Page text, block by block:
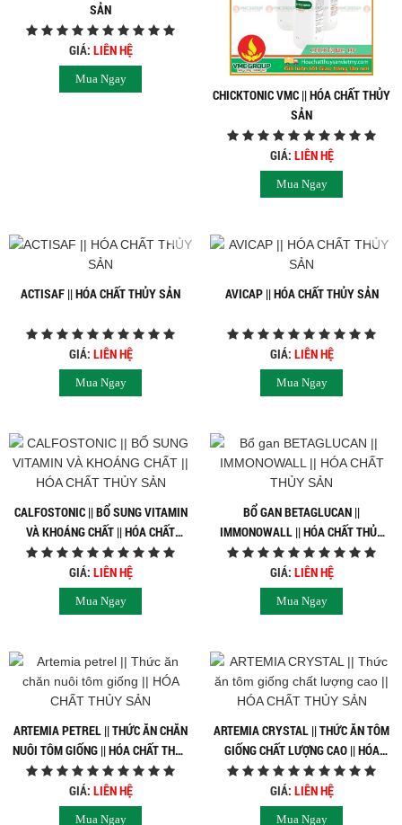
SẢN
GIÁ: LIÊN HỆ
Mua Ngay
CHICKTONIC VMC || HÓA CHẤT THỦY
SẢN
GIÁ: LIÊN HỆ
Mua Ngay
ACTISAF || HÓA CHẤT THỦY SẢN
GIÁ: LIÊN HỆ
Mua Ngay
AVICAP || HÓA CHẤT THỦY SẢN
GIÁ: LIÊN HỆ
Mua Ngay
CALFOSTONIC || BỔ SUNG VITAMIN
VÀ KHOÁNG CHẤT || HÓA CHẤT
THỦY SẢN
GIÁ: LIÊN HỆ
Mua Ngay
BỔ GAN BETAGLUCAN ||
IMMONOWALL || HÓA CHẤT THỦY
SẢN
GIÁ: LIÊN HỆ
Mua Ngay
ARTEMIA PETREL || THỨC ĂN CHĂN
NUÔI TÔM GIỐNG || HÓA CHẤT THỦY
SẢN
GIÁ: LIÊN HỆ
Mua Ngay
ARTEMIA CRYSTAL || THỨC ĂN TÔM
GIỐNG CHẤT LƯỢNG CAO || HÓA
CHẤT THỦY SẢN
GIÁ: LIÊN HỆ
Mua Ngay